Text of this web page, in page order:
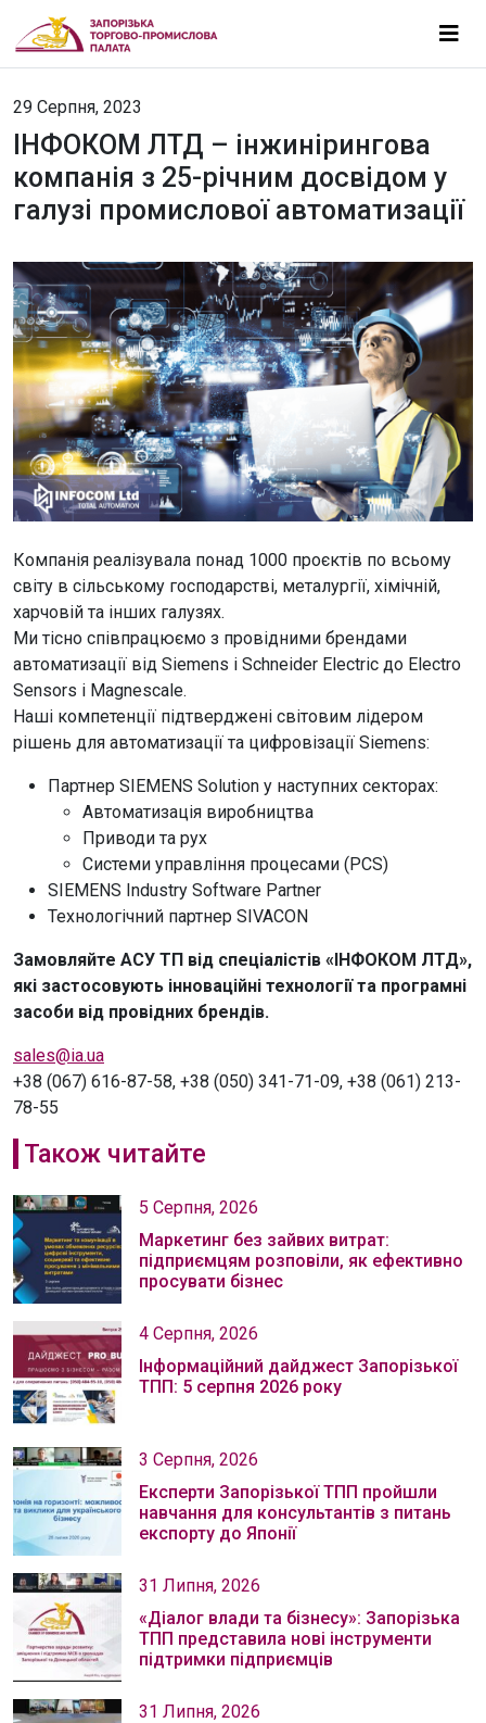
29 Серпня, 2023
ІНФОКОМ ЛТД – інжинірингова
компанія з 25-річним досвідом у
галузі промислової автоматизації
Компанія реалізувала понад 1000 проєктів по всьому
світу в сільському господарстві, металургії, хімічній,
харчовій та інших галузях.
Ми тісно співпрацюємо з провідними брендами
автоматизації від Siemens і Schneider Electric до Electro
Sensors і Magnescale.
Наші компетенції підтверджені світовим лідером
рішень для автоматизації та цифровізації Siemens:
Партнер SIEMENS Solution у наступних секторах:
Автоматизація виробництва
Приводи та рух
Системи управління процесами (PCS)
SIEMENS Industry Software Partner
Технологічний партнер SIVACON
Замовляйте АСУ ТП від спеціалістів «ІНФОКОМ ЛТД»,
які застосовують інноваційні технології та програмні
засоби від провідних брендів.
sales@ia.ua
+38 (067) 616-87-58, +38 (050) 341-71-09, +38 (061) 213-
78-55
Також читайте
5 Серпня, 2026
Маркетинг без зайвих витрат:
підприємцям розповіли, як ефективно
просувати бізнес
4 Серпня, 2026
Інформаційний дайджест Запорізької
ТПП: 5 серпня 2026 року
3 Серпня, 2026
Експерти Запорізької ТПП пройшли
навчання для консультантів з питань
експорту до Японії
31 Липня, 2026
«Діалог влади та бізнесу»: Запорізька
ТПП представила нові інструменти
підтримки підприємців
31 Липня, 2026